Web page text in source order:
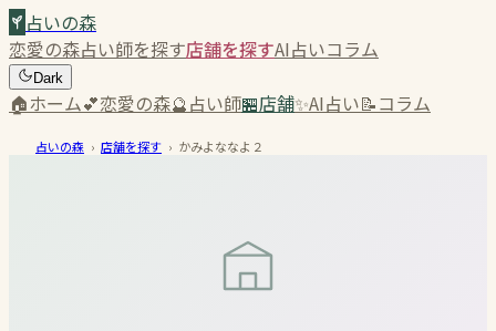
占いの森
恋愛の森占い師を探す店舗を探すAI占いコラム
Dark
🏠ホーム💕恋愛の森🔮占い師🏪店舗✨AI占い📝コラム
占いの森 › 店舗を探す › かみよななよ２